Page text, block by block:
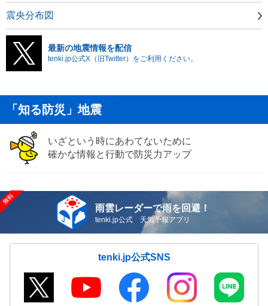
震央分布図
最新の地震情報を配信
tenki.jp公式X（旧Twitter）をご利用ください。
「知る防災」地震
いざという時にあわてないために
確かな情報と行動で防災力アップ
雨雲レーダーで雨を回避！
tenki.jp公式 天気予報アプリ
tenki.jp公式SNS